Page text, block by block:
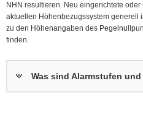
NHN resultieren. Neu eingerichtete
aktuellen Höhen­bezugs­system generell
zu den Höhenangaben des
finden.
Was sind Alarmstufen